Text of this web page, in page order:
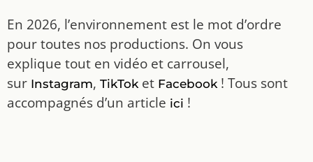
En 2026, l’environnement est le mot d’ordre
pour toutes nos productions. On vous
explique tout en vidéo et carrousel,
sur Instagram, TikToket Facebook! Tous sont
accompagnés d’un article ici !